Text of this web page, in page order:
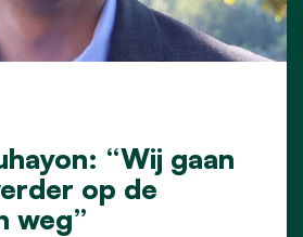
“Wij gaan
op de
weg”